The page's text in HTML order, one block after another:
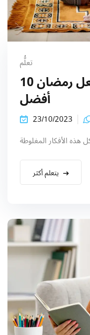
تعلُّم
10 نصائح مفيدة لجعل رمضان
أفضل
23/10/2023
يتعلم أكثر